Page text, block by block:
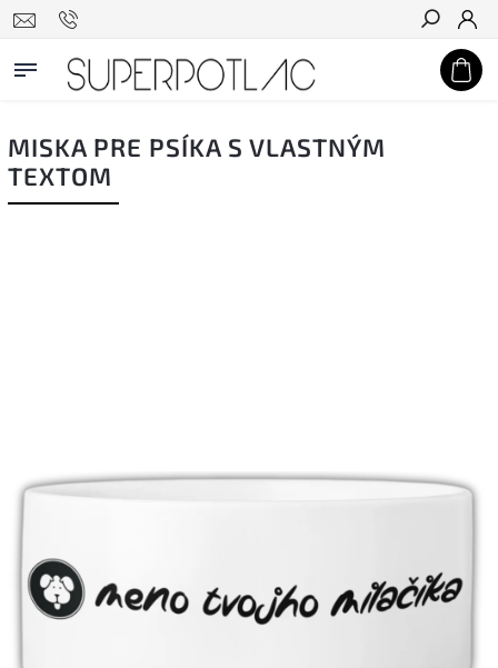
Hľadať
MISKA PRE PSÍKA S VLASTNÝM
TEXTOM